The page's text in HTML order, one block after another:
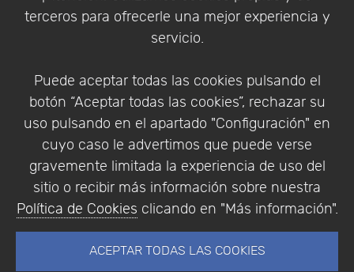
terceros para ofrecerle una mejor experiencia y
servicio.
Puede aceptar todas las cookies pulsando el
botón “Aceptar todas las cookies”, rechazar su
uso pulsando en el apartado "Configuración" en
cuyo caso le advertimos que puede verse
gravemente limitada la experiencia de uso del
sitio o recibir más información sobre nuestra
Política de Cookies clicando en "Más información".
ACEPTAR TODAS LAS COOKIES
trayectoria probada y una visión como líder de la
industria. Tras su gran crecimiento dispone de
Alemania, Holanda, Noruega, India, Italia, Suiza,
Reino Unido y EE.UU.
Ver todos los productos de COMSOL Inc.